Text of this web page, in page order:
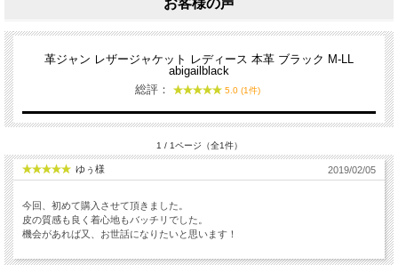
お客様の声
革ジャン レザージャケット レディース 本革 ブラック M-LL
abigailblack
総評：
5.0 (1件)
1 / 1ページ（全1件）
ゆぅ様 2019/02/05
今回、初めて購入させて頂きました。
皮の質感も良く着心地もバッチリでした。
機会があれば又、お世話になりたいと思います！